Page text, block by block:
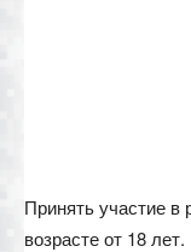
Принять участие
возрасте от 18